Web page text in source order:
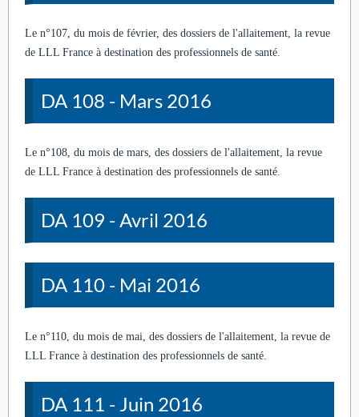
Le n°107, du mois de février, des dossiers de l'allaitement, la revue
de LLL France à destination des professionnels de santé.
DA 108 - Mars 2016
Le n°108, du mois de mars, des dossiers de l'allaitement, la revue
de LLL France à destination des professionnels de santé.
DA 109 - Avril 2016
DA 110 - Mai 2016
Le n°110, du mois de mai, des dossiers de l'allaitement, la revue de
LLL France à destination des professionnels de santé.
DA 111 - Juin 2016